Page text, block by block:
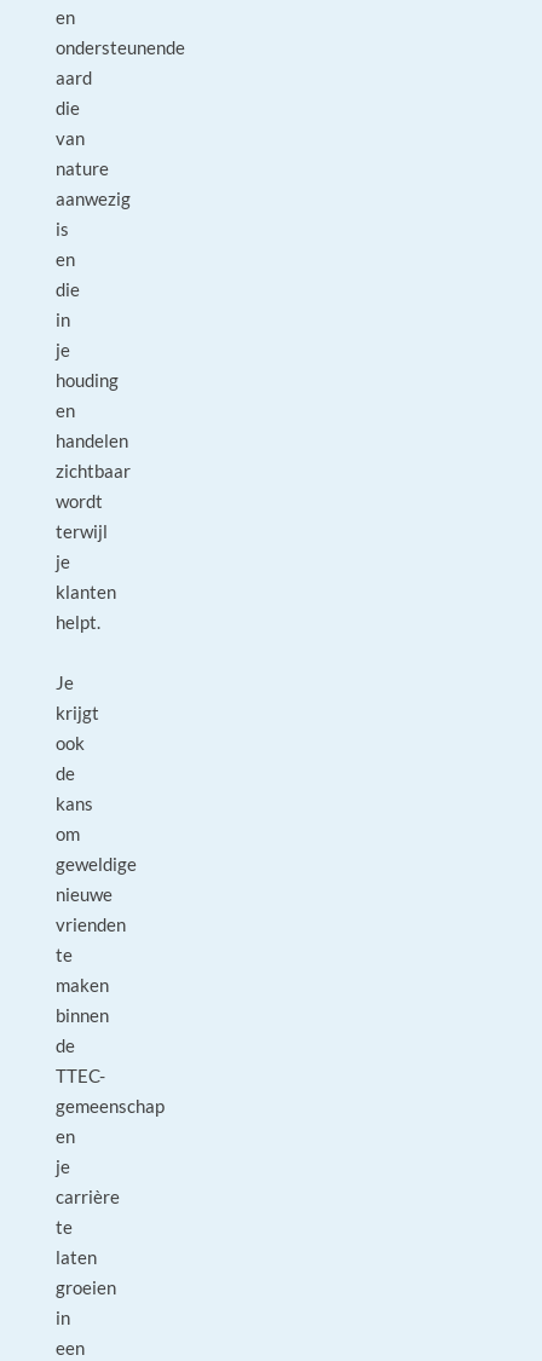
en
ondersteunende
aard
die
van
nature
aanwezig
is
en
die
in
je
houding
en
handelen
zichtbaar
wordt
terwijl
je
klanten
helpt.
Je
krijgt
ook
de
kans
om
geweldige
nieuwe
vrienden
te
maken
binnen
de
TTEC-
gemeenschap
en
je
carrière
te
laten
groeien
in
een